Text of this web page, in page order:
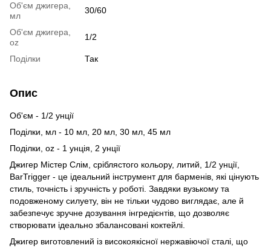
Об'єм джигера,
мл
30/60
Об'єм джигера,
oz
1/2
Поділки Так
Опис
Об'єм - 1/2 унції
Поділки, мл - 10 мл, 20 мл, 30 мл, 45 мл
Поділки, oz - 1 унція, 2 унції
Джигер Містер Слім, сріблястого кольору, литий, 1/2 унції,
BarTrigger - це ідеальний інструмент для барменів, які цінують
стиль, точність і зручність у роботі. Завдяки вузькому та
подовженому силуету, він не тільки чудово виглядає, але й
забезпечує зручне дозування інгредієнтів, що дозволяє
створювати ідеально збалансовані коктейлі.
Джигер виготовлений із високоякісної нержавіючої сталі, що